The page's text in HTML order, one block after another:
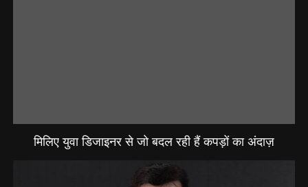
मिलिए युवा डिजाइनर से जो बदल रही हैं कपड़ों का अंदाज़